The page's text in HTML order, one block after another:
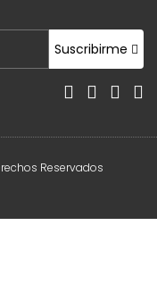
Suscribirme
Reservados